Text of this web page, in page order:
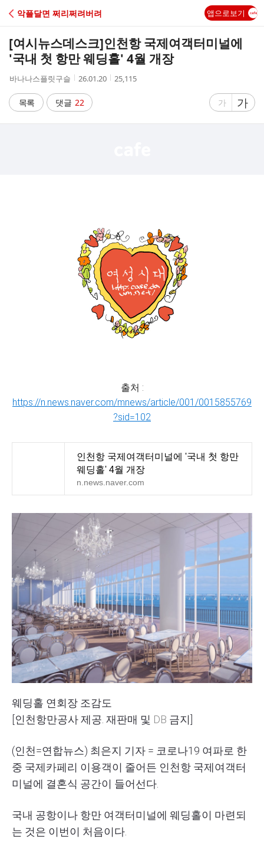
C
A
악플달면 쩌리쩌려버려 앱으로보기
[여시뉴스데스크]인천항 국제여객터미널에
'국내 첫 항만 웨딩홀' 4월 개장
작
자
바나나스플릿구슬
작
시
간
26.01.20
조
25,115
목록 댓글 22
글
가
글
자
가
출처 :
https://n.news.naver.com/mnews/article/001/0015855769
?sid=102
인천항 국제여객터미널에 '국내 첫 항만
웨딩홀' 4월 개장
n.news.naver.com
웨딩홀 연회장 조감도
[인천항만공사 제공. 재판매 및 DB 금지]
(인천=연합뉴스) 최은지 기자 = 코로나19 여파로 한
중 국제카페리 이용객이 줄어든 인천항 국제여객터
미널에 결혼식 공간이 들어선다.
국내 공항이나 항만 여객터미널에 웨딩홀이 마련되
는 것은 이번이 처음이다.